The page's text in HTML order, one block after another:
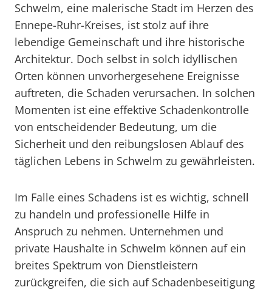
Schwelm, eine malerische Stadt im Herzen des
Ennepe-Ruhr-Kreises, ist stolz auf ihre
lebendige Gemeinschaft und ihre historische
Architektur. Doch selbst in solch idyllischen
Orten können unvorhergesehene Ereignisse
auftreten, die Schaden verursachen. In solchen
Momenten ist eine effektive Schadenkontrolle
von entscheidender Bedeutung, um die
Sicherheit und den reibungslosen Ablauf des
täglichen Lebens in Schwelm zu gewährleisten.
Im Falle eines Schadens ist es wichtig, schnell
zu handeln und professionelle Hilfe in
Anspruch zu nehmen. Unternehmen und
private Haushalte in Schwelm können auf ein
breites Spektrum von Dienstleistern
zurückgreifen, die sich auf Schadenbeseitigung